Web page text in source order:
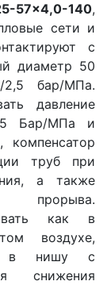
57x4,0-140,
сети и
с
диаметр 50
бар/МПа.
давление
Бар/МПа и
труб при
а также
прорыва.
как в
воздухе,
в нишу с
снижения